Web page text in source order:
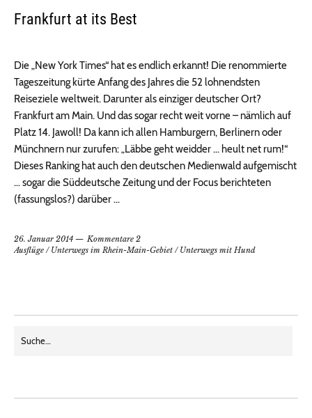
Frankfurt at its Best
Die „New York Times“ hat es endlich erkannt! Die renommierte
Tageszeitung kürte Anfang des Jahres die 52 lohnendsten
Reiseziele weltweit. Darunter als einziger deutscher Ort?
Frankfurt am Main. Und das sogar recht weit vorne – nämlich auf
Platz 14. Jawoll! Da kann ich allen Hamburgern, Berlinern oder
Münchnern nur zurufen: „Läbbe geht weidder … heult net rum!“
Dieses Ranking hat auch den deutschen Medienwald aufgemischt
… sogar die Süddeutsche Zeitung und der Focus berichteten
(fassungslos?) darüber …
26. Januar 2014
Kommentare 2
Ausflüge / Unterwegs im Rhein-Main-Gebiet / Unterwegs mit Hund